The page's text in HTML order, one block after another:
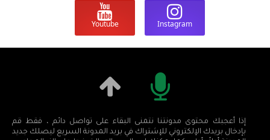
Instagram
Youtube
إذا أعجبك محتوى مدونتنا نتمنى البقاء على تواصل دائم ، فقط قم
بإدخال بريدك الإلكتروني للإشتراك في بريد المدونة السريع ليصلك جديد